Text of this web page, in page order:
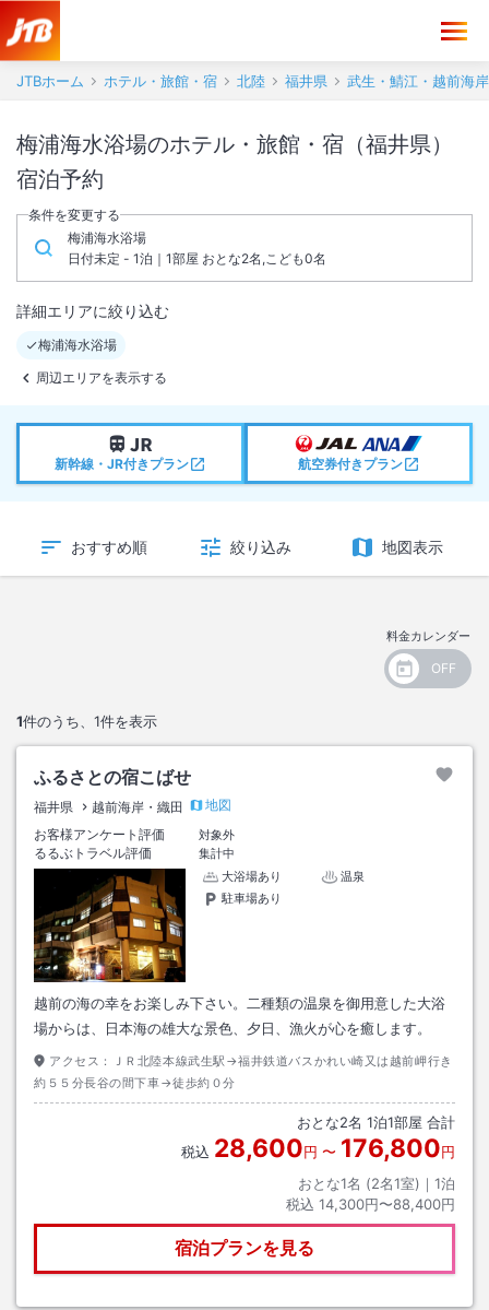
JTBホーム ホテル・旅館・宿 北陸 福井県 武生・鯖江・越前海岸
梅浦海水浴場のホテル・旅館・宿（福井県）
宿泊予約
条件を変更する
梅浦海水浴場
日付未定 - 1泊｜1部屋 おとな2名,こども0名
詳細エリアに絞り込む
梅浦海水浴場
周辺エリアを表示する
新幹線・JR付きプラン 航空券付きプラン
おすすめ順 絞り込み 地図表示
料金カレンダー
1件のうち、 1件を表示
ふるさとの宿こばせ
福井県 越前海岸・織田
地図
お客様アンケート評価
対象外
るるぶトラベル評価
集計中
大浴場あり
温泉
駐車場あり
越前の海の幸をお楽しみ下さい。二種類の温泉を御用意した大浴
場からは、日本海の雄大な景色、夕日、漁火が心を癒します。
アクセス：
ＪＲ北陸本線武生駅→福井鉄道バスかれい崎又は越前岬行き
約５５分長谷の間下車→徒歩約０分
おとな2名 1泊1部屋 合計
税込 28,600円 〜 176,800円
おとな1名 (2名1室)｜ 1泊
税込 14,300円〜88,400円
宿泊プランを見る